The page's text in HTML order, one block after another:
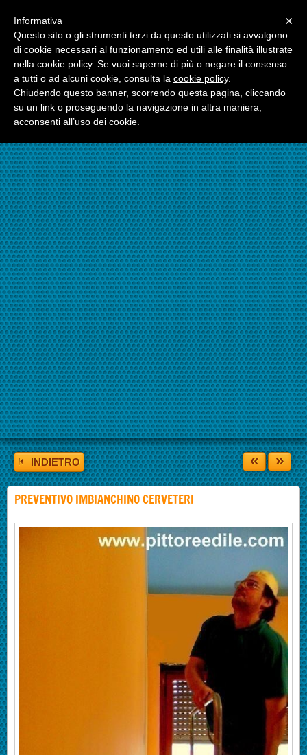
☎324.7403485
INDIETRO « »
PREVENTIVO IMBIANCHINO CERVETERI
×
Informativa
Questo sito o gli strumenti terzi da questo utilizzati si avvalgono
di cookie necessari al funzionamento ed utili alle finalità illustrate
nella cookie policy. Se vuoi saperne di più o negare il consenso
a tutti o ad alcuni cookie, consulta la cookie policy.
Chiudendo questo banner, scorrendo questa pagina, cliccando
su un link o proseguendo la navigazione in altra maniera,
acconsenti all’uso dei cookie.